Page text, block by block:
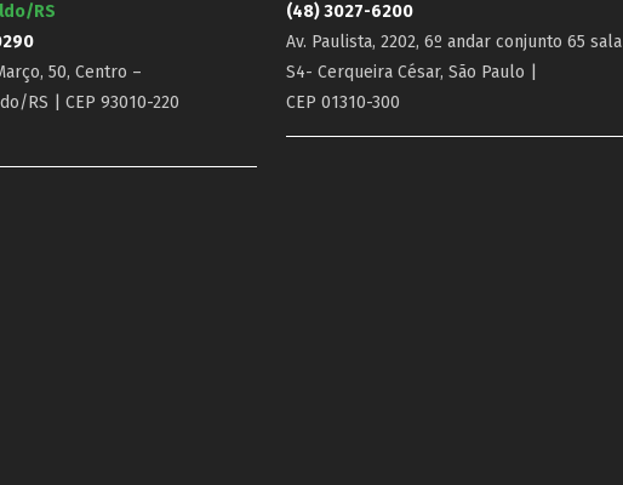
RS
50, Centro –
RS | CEP 93010-220
(48) 3027-6200
Av. Paulista, 2202, 6º andar conjunto 65 sala
S4- Cerqueira César, São Paulo |
CEP 01310-300